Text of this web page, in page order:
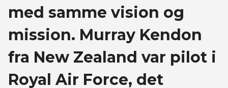
med samme vision og
mission. Murray Kendon
fra New Zealand var pilot i
Royal Air Force, det